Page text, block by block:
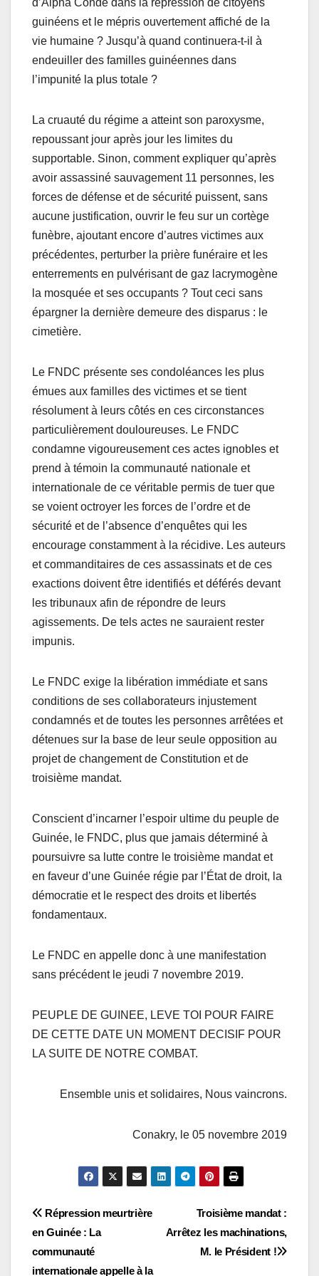
d’Alpha Condé dans la répression de citoyens
guinéens et le mépris ouvertement affiché de la
vie humaine ? Jusqu’à quand continuera-t-il à
endeuiller des familles guinéennes dans
l’impunité la plus totale ?
La cruauté du régime a atteint son paroxysme,
repoussant jour après jour les limites du
supportable. Sinon, comment expliquer qu’après
avoir assassiné sauvagement 11 personnes, les
forces de défense et de sécurité puissent, sans
aucune justification, ouvrir le feu sur un cortège
funèbre, ajoutant encore d’autres victimes aux
précédentes, perturber la prière funéraire et les
enterrements en pulvérisant de gaz lacrymogène
la mosquée et ses occupants ? Tout ceci sans
épargner la dernière demeure des disparus : le
cimetière.
Le FNDC présente ses condoléances les plus
émues aux familles des victimes et se tient
résolument à leurs côtés en ces circonstances
particulièrement douloureuses. Le FNDC
condamne vigoureusement ces actes ignobles et
prend à témoin la communauté nationale et
internationale de ce véritable permis de tuer que
se voient octroyer les forces de l’ordre et de
sécurité et de l’absence d’enquêtes qui les
encourage constamment à la récidive. Les auteurs
et commanditaires de ces assassinats et de ces
exactions doivent être identifiés et déférés devant
les tribunaux afin de répondre de leurs
agissements. De tels actes ne sauraient rester
impunis.
Le FNDC exige la libération immédiate et sans
conditions de ses collaborateurs injustement
condamnés et de toutes les personnes arrêtées et
détenues sur la base de leur seule opposition au
projet de changement de Constitution et de
troisième mandat.
Conscient d’incarner l’espoir ultime du peuple de
Guinée, le FNDC, plus que jamais déterminé à
poursuivre sa lutte contre le troisième mandat et
en faveur d’une Guinée régie par l’État de droit, la
démocratie et le respect des droits et libertés
fondamentaux.
Le FNDC en appelle donc à une manifestation
sans précédent le jeudi 7 novembre 2019.
PEUPLE DE GUINEE, LEVE TOI POUR FAIRE
DE CETTE DATE UN MOMENT DECISIF POUR
LA SUITE DE NOTRE COMBAT.
Ensemble unis et solidaires, Nous vaincrons.
Conakry, le 05 novembre 2019
Navigation
de
Troisième mandat :
Arrêtez les machinations,
M. le Président !
Répression meurtrière
en Guinée : La
communauté
internationale appelle à la